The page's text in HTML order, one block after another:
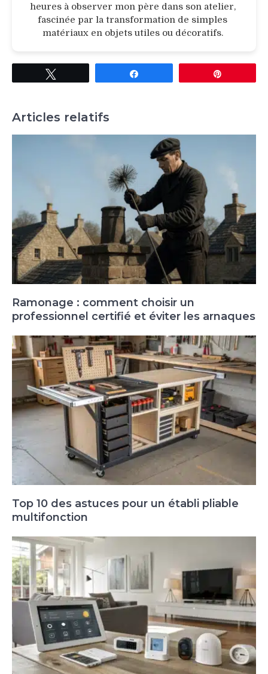
heures à observer mon père dans son atelier,
fascinée par la transformation de simples
matériaux en objets utiles ou décoratifs.
Articles relatifs
Ramonage : comment choisir un
professionnel certifié et éviter les arnaques
Top 10 des astuces pour un établi pliable
multifonction